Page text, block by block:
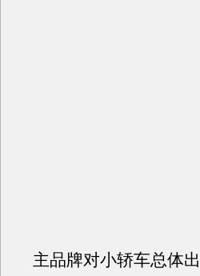
主品牌对小轿车总体